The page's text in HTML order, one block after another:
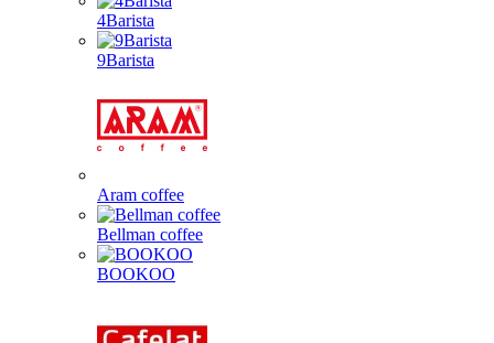
4Barista
9Barista
Aram coffee
Bellman coffee
BOOKOO